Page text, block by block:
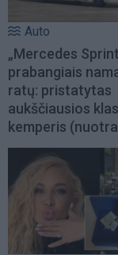
Auto
„Mercedes
prabangiais
ratų: pristatytas
aukščiausios
kemperis